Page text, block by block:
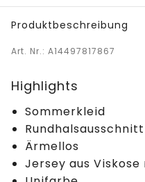
Produktbeschreibung
Art. Nr.: A14497817867
Highlights
Sommerkleid
Rundhalsausschnitt
Ärmellos
Jersey aus